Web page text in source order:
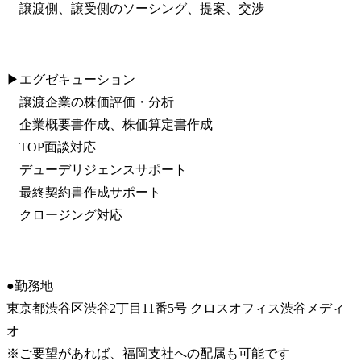
譲渡側、譲受側のソーシング、提案、交渉
▶エグゼキューション
譲渡企業の株価評価・分析
企業概要書作成、株価算定書作成
TOP面談対応
デューデリジェンスサポート
最終契約書作成サポート
クロージング対応
●勤務地
東京都渋谷区渋谷2丁目11番5号 クロスオフィス渋谷メディ
オ
※ご要望があれば、福岡支社への配属も可能です